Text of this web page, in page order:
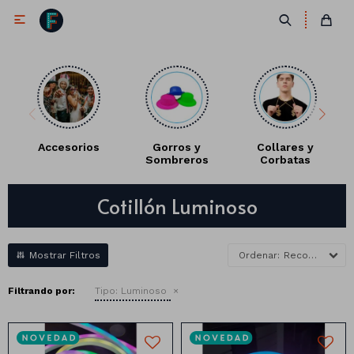

Gorros y
Collares y
Corbatas
Antifaces y
Máscaras
Cotillón Luminoso
Recomendados
Filtrando por: Tipo: Luminoso
Antifaces
Máscaras
Moños
Cañones
Vinchas